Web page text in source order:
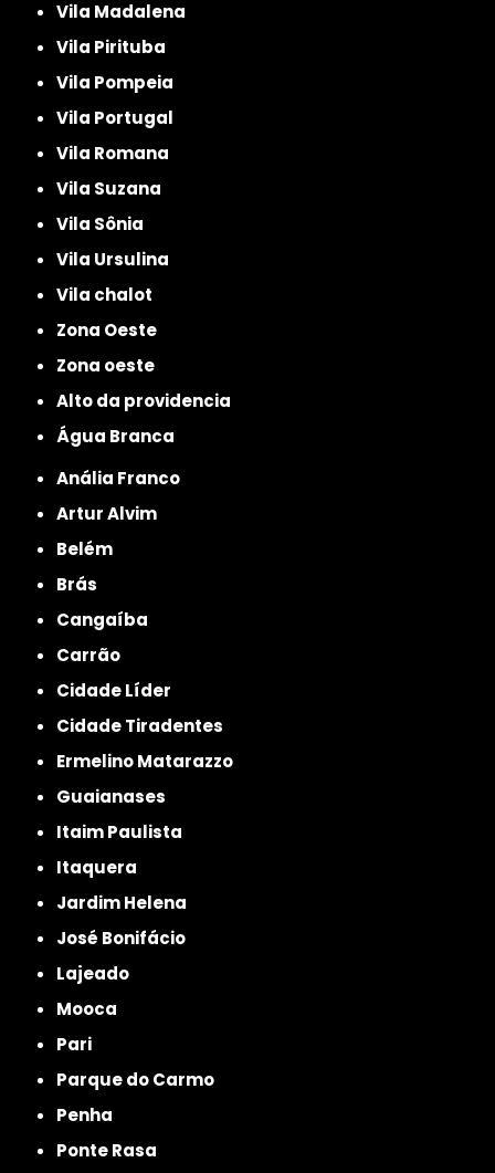
Vila Madalena
Vila Pirituba
Vila Pompeia
Vila Portugal
Vila Romana
Vila Suzana
Vila Sônia
Vila Ursulina
Vila chalot
Zona Oeste
Zona oeste
alto da providencia
Água Branca
Anália Franco
Artur Alvim
Belém
Brás
Cangaíba
Carrão
Cidade Líder
Cidade Tiradentes
Ermelino Matarazzo
Guaianases
Itaim Paulista
Itaquera
Jardim Helena
José Bonifácio
Lajeado
Mooca
Pari
Parque do Carmo
Penha
Ponte Rasa